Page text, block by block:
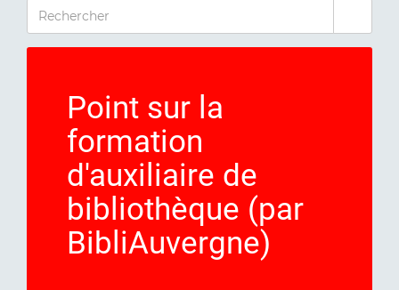
RECHERCHER
Point sur la
formation
d'auxiliaire de
bibliothèque (par
BibliAuvergne)